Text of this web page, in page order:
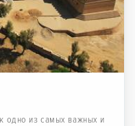
одно из самых важных и